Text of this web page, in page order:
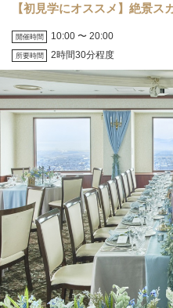
【初見学にオススメ】絶景ス
開催時間 10:00 〜 20:00
所要時間 2時間30分程度